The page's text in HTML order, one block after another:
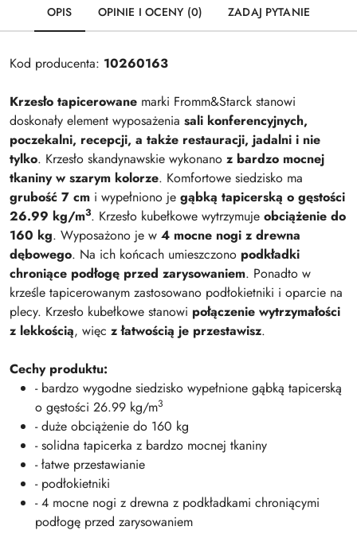
OPIS OPINIE I OCENY (0) ZADAJ PYTANIE
Kod producenta: 10260163
Krzesło tapicerowane marki Fromm&Starck stanowi
doskonały element wyposażenia sali konferencyjnych,
poczekalni, recepcji, a także restauracji, jadalni i nie
tylko. Krzesło skandynawskie wykonano z bardzo mocnej
tkaniny w szarym kolorze. Komfortowe siedzisko ma
grubość 7 cm i wypełniono je gąbką tapicerską o gęstości
26.99 kg/m3. Krzesło kubełkowe wytrzymuje obciążenie do
160 kg. Wyposażono je w 4 mocne nogi z drewna
dębowego. Na ich końcach umieszczono podkładki
chroniące podłogę przed zarysowaniem. Ponadto w
krześle tapicerowanym zastosowano podłokietniki i oparcie na
plecy. Krzesło kubełkowe stanowi połączenie wytrzymałości
z lekkością, więc z łatwością je przestawisz.
Cechy produktu:
- bardzo wygodne siedzisko wypełnione gąbką tapicerską
o gęstości 26.99 kg/m3
- duże obciążenie do 160 kg
- solidna tapicerka z bardzo mocnej tkaniny
- łatwe przestawianie
- podłokietniki
- 4 mocne nogi z drewna z podkładkami chroniącymi
podłogę przed zarysowaniem